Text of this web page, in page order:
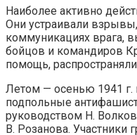
Наиболее активно
Они устраивали
коммуникациях врага,
бойцов и командиров
помощь,
Летом — осенью 1941 г.
подпольные
руководством Н.
В. Розанова. Участники